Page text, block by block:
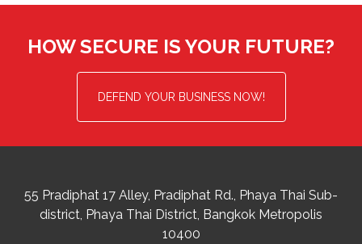
HOW SECURE IS YOUR FUTURE?
DEFEND YOUR BUSINESS NOW!
55 Pradiphat 17 Alley, Pradiphat Rd., Phaya Thai Sub-
district Phaya Thai District, Bangkok Metropolis
10400